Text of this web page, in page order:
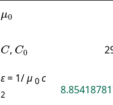
μ0
μ0
C
C, C0
C0
ε= 1/μ 0 c
2